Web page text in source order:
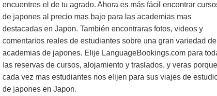
encuentres el de tu agrado. Ahora es más fácil encontrar
de japones al precio mas bajo para las academias mas
destacadas en Japon. También encontraras fotos, videos y
comentarios reales de estudiantes sobre una gran variedad de
academias de japones. Elije LanguageBookings.com para
las reservas de cursos, alojamiento y traslados, y veras porque
cada vez mas estudiantes nos elijen para sus viajes de
de japones en Japon.